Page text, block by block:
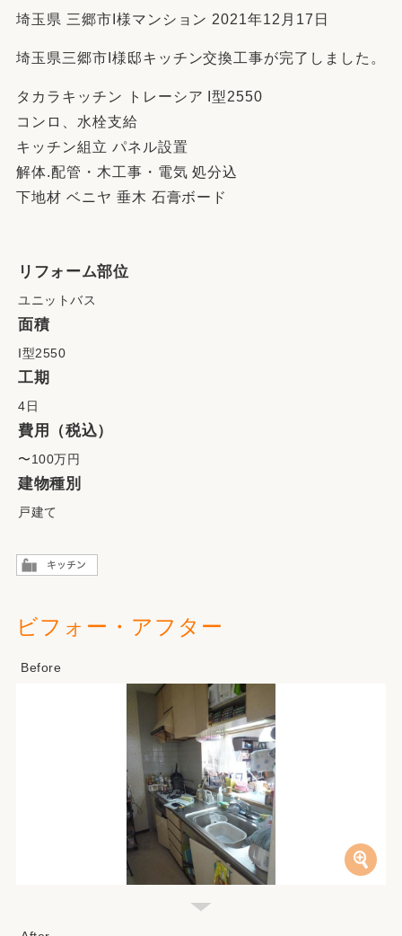
埼玉県 三郷市I様マンション 2021年12月17日
埼玉県三郷市I様邸キッチン交換工事が完了しました。
タカラキッチン トレーシア I型2550
コンロ、水栓支給
キッチン組立 パネル設置
解体.配管・木工事・電気 処分込
下地材 ベニヤ 垂木 石膏ボード
リフォーム部位
ユニットバス
面積
I型2550
工期
4日
費用（税込）
〜100万円
建物種別
戸建て
ビフォー・アフター